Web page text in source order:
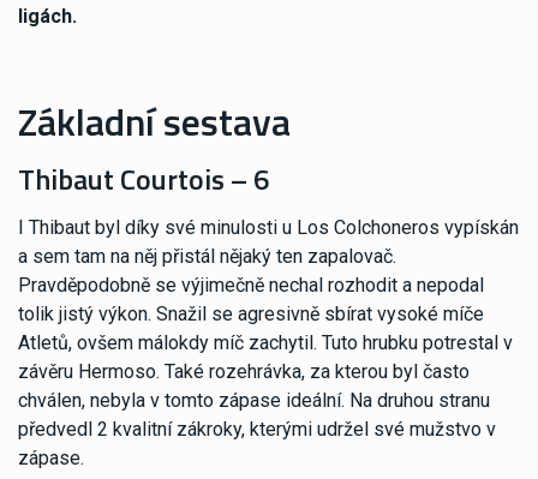
ligách.
Základní sestava
Thibaut Courtois – 6
I Thibaut byl díky své minulosti u Los Colchoneros vypískán
a sem tam na něj přistál nějaký ten zapalovač.
Pravděpodobně se výjimečně nechal rozhodit a nepodal
tolik jistý výkon. Snažil se agresivně sbírat vysoké míče
Atletů, ovšem málokdy míč zachytil. Tuto hrubku potrestal v
závěru Hermoso. Také rozehrávka, za kterou byl často
chválen, nebyla v tomto zápase ideální. Na druhou stranu
předvedl 2 kvalitní zákroky, kterými udržel své mužstvo v
zápase.